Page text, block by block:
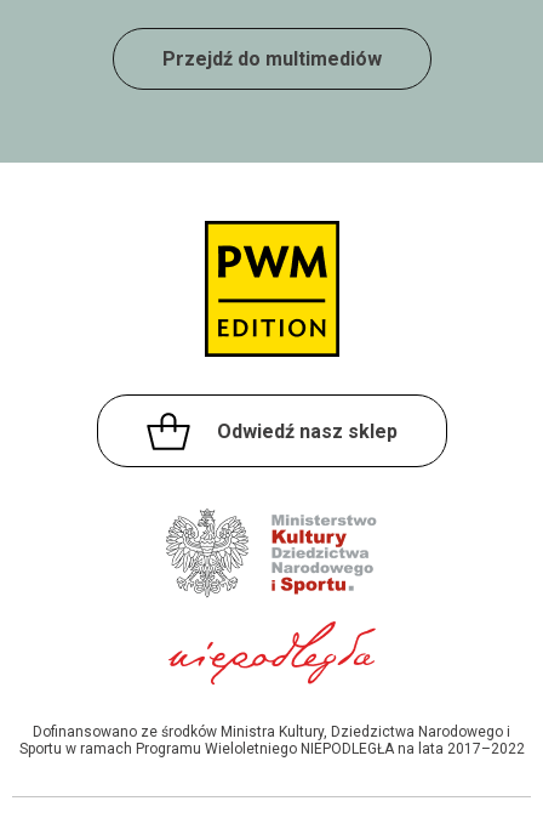
Przejdź do multimediów
Odwiedź nasz sklep
Dofinansowano ze środków Ministra Kultury, Dziedzictwa Narodowego i
Sportu w ramach Programu Wieloletniego NIEPODLEGŁA na lata 2017–2022